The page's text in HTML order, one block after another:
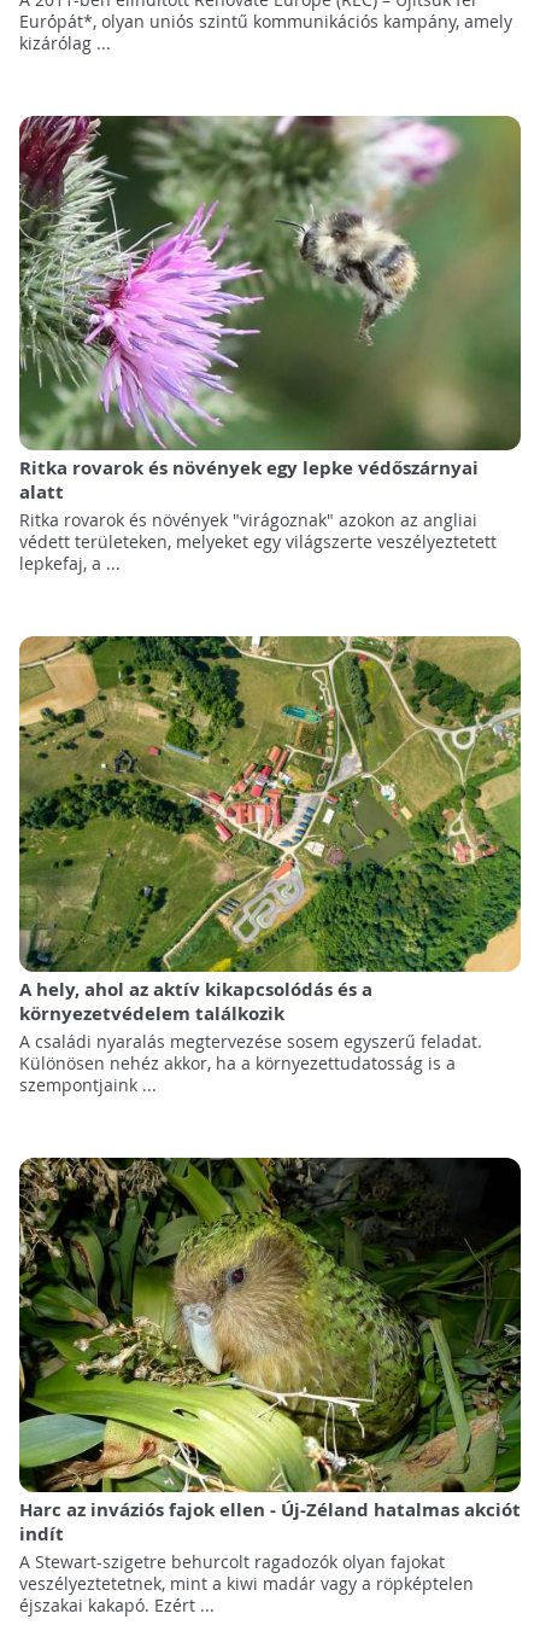
Európát*, olyan uniós szintű kommunikációs kampány, amely
kizárólag ...
Ritka rovarok és növények egy lepke védőszárnyai
alatt
Ritka rovarok és növények "virágoznak" azokon az angliai
védett területeken, melyeket egy világszerte veszélyeztetett
lepkefaj, a ...
A hely, ahol az aktív kikapcsolódás és a
környezetvédelem találkozik
A családi nyaralás megtervezése sosem egyszerű feladat.
Különösen nehéz akkor, ha a környezettudatosság is a
szempontjaink ...
Harc az inváziós fajok ellen - Új-Zéland hatalmas akciót
indít
A Stewart-szigetre behurcolt ragadozók olyan fajokat
veszélyeztetetnek, mint a kiwi madár vagy a röpképtelen
éjszakai kakapó. Ezért ...